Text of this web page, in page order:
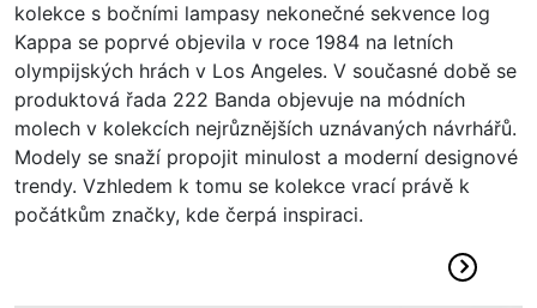
kolekce s bočními lampasy nekonečné sekvence log
Kappa se poprvé objevila v roce 1984 na letních
olympijských hrách v Los Angeles. V současné době se
produktová řada 222 Banda objevuje na módních
molech v kolekcích nejrůznějších uznávaných návrhářů.
Modely se snaží propojit minulost a moderní designové
trendy. Vzhledem k tomu se kolekce vrací právě k
počátkům značky, kde čerpá inspiraci.